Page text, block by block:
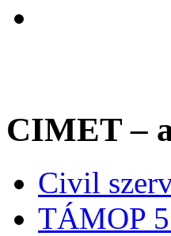
CIMET –
Civil
TÁMOP